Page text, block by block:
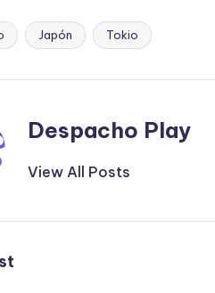
Japón Tokio
Despacho Play
View All Posts